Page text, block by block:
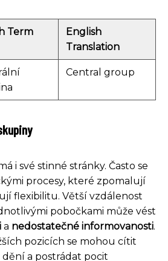
Term
English
Translation
Central group
i své stinné stránky. Často se
procesy, které zpomalují
flexibilitu. Větší vzdálenost
pobočkami může vést
a nedostatečné informovanosti.
pozicích se mohou cítit
a postrádat pocit